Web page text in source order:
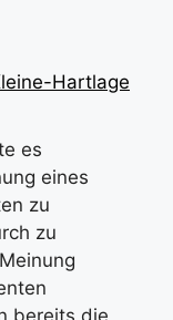
Hartlage
es
eines
zu
zu
bereits die